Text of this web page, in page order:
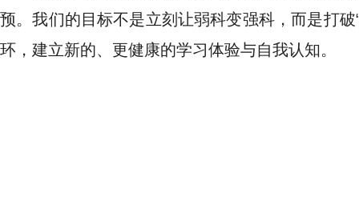
预。我们的目标不是立刻让弱科变强科，而是打
环，建立新的、更健康的学习体验与自我认知。